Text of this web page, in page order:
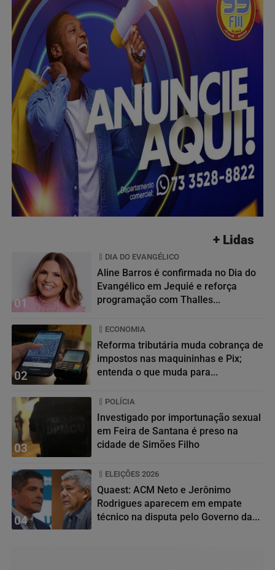
+ Lidas
01
DIA DO EVANGÉLICO
Aline Barros é confirmada no Dia do
Evangélico em Jequié e reforça
programação com Thalles...
02
ECONOMIA
Reforma tributária muda cobrança de
impostos nas maquininhas e Pix;
entenda o que muda para...
03
POLÍCIA
Investigado por importunação sexual
em Feira de Santana é preso na
cidade de Simões Filho
04
ELEIÇÕES 2026
Quaest: ACM Neto e Jerônimo
Rodrigues aparecem em empate
técnico na disputa pelo Governo da...